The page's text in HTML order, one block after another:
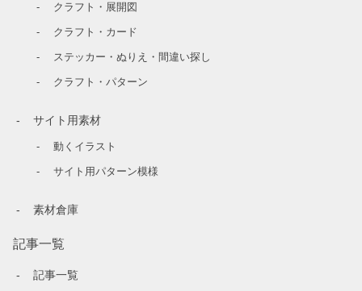
クラフト・展開図
クラフト・カード
ステッカー・ぬりえ・間違い探し
クラフト・パターン
サイト用素材
動くイラスト
サイト用パターン模様
素材倉庫
記事一覧
記事一覧